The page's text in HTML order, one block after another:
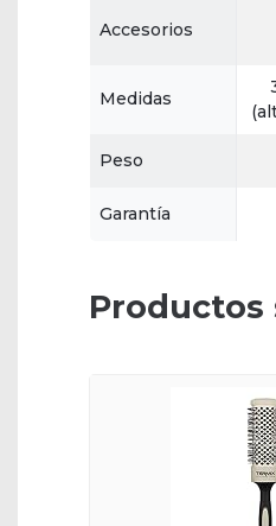
Accesorios
Medidas
Peso
Garantía
Productos